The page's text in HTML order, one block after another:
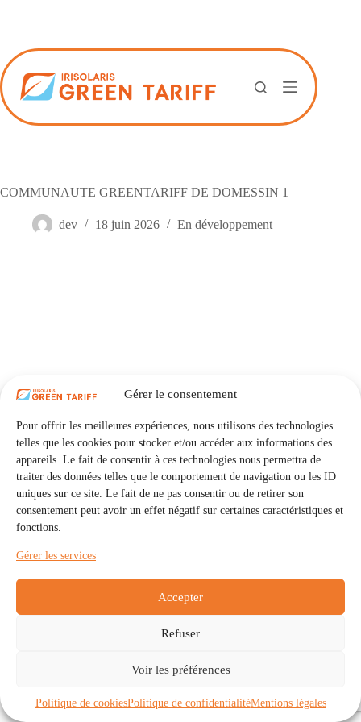
Gérer le consentement
Pour offrir les meilleures expériences, nous utilisons des technologies
telles que les cookies pour stocker et/ou accéder aux informations des
appareils. Le fait de consentir à ces technologies nous permettra de
traiter des données telles que le comportement de navigation ou les ID
uniques sur ce site. Le fait de ne pas consentir ou de retirer son
consentement peut avoir un effet négatif sur certaines caractéristiques et
fonctions.
Gérer les services
Accepter
Refuser
Voir les préférences
Politique de cookiesPolitique de confidentialitéMentions légales
COMMUNAUTE GREENTARIFF DE DOMESSIN 1
dev 18 juin 2026 En développement
Communautés
À propos
Politique de cookies (UE)